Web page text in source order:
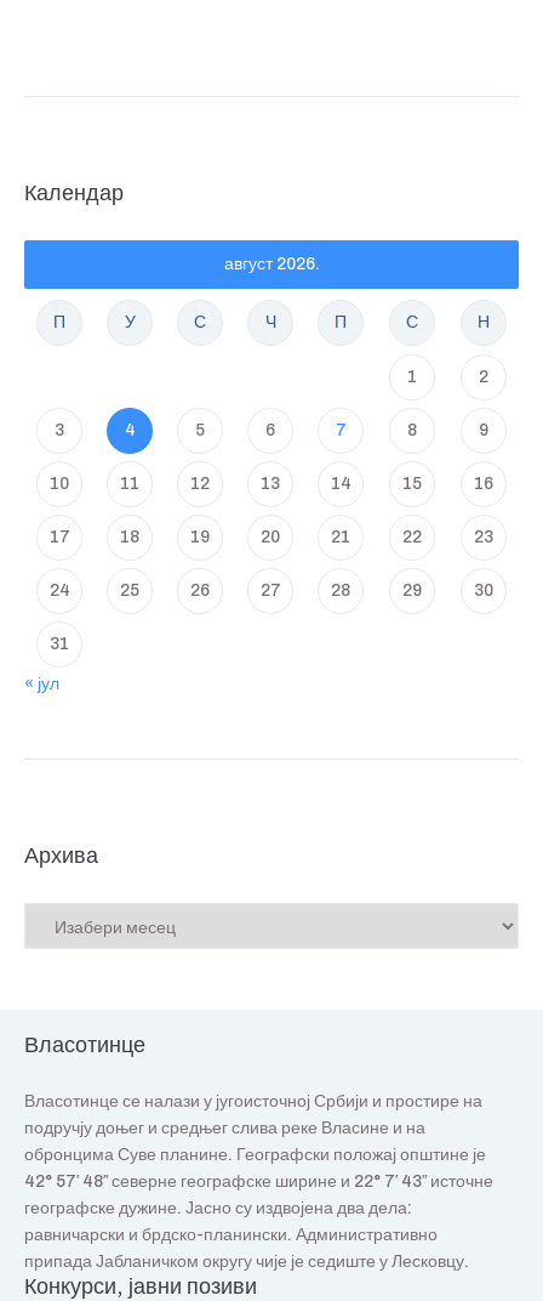
Календар
август 2026.
П У С Ч П С Н
1 2
3 4 5 6 7 8 9
10 11 12 13 14 15 16
17 18 19 20 21 22 23
24 25 26 27 28 29 30
31
« јул
Архива
Власотинце
Власотинце се налази у југоисточној Србији и простире на
подручју доњег и средњег слива реке Власине и на
обронцима Суве планине. Географски положај општине је
42° 57′ 48″ северне географске ширине и 22° 7′ 43″ источне
географске дужине. Јасно су издвојена два дела:
равничарски и брдско-планински. Административно
припада Јабланичком округу чије је седиште у Лесковцу.
Конкурси, јавни позиви